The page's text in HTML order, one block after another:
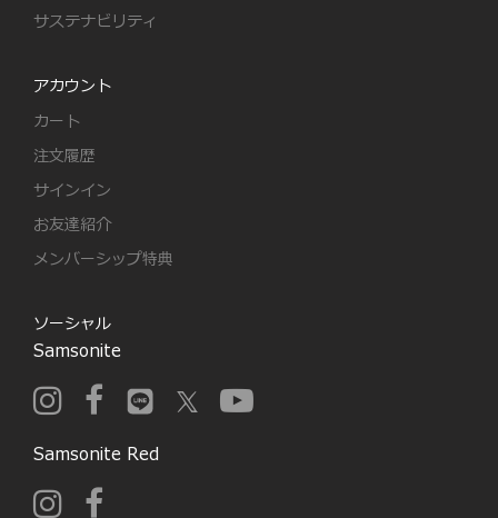
サステナビリティ
アカウント
カート
注文履歴
サインイン
お友達紹介
メンバーシップ特典
ソーシャル
Samsonite
Samsonite Red